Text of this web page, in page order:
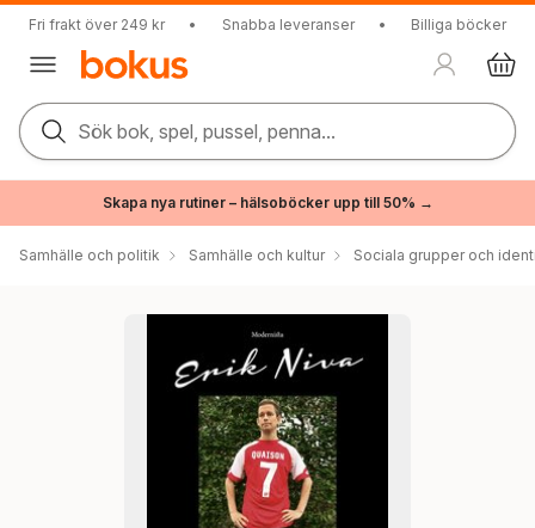
Fri frakt över 249 kr • Snabba leveranser • Billiga böcker
Sök bok, spel, pussel, penna...
Skapa nya rutiner – hälsoböcker upp till 50% →
Samhälle och politik Samhälle och kultur Sociala grupper och